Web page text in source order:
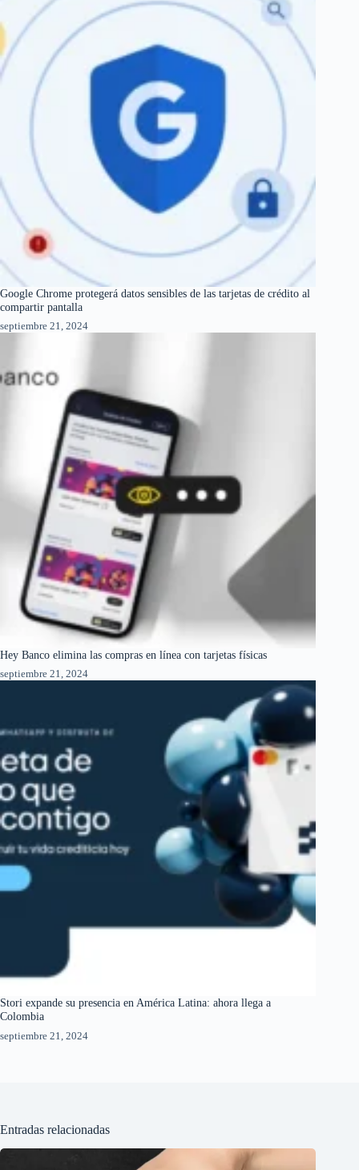
Google Chrome protegerá datos sensibles de las tarjetas de crédito al
compartir pantalla
septiembre 21, 2024
Hey Banco elimina las compras en línea con tarjetas físicas
septiembre 21, 2024
Stori expande su presencia en América Latina: ahora llega a
Colombia
septiembre 21, 2024
Entradas relacionadas